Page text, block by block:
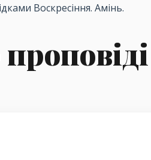
Воскресіння. Амінь.